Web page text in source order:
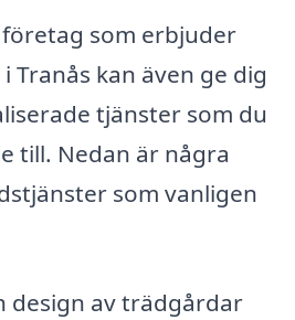
som erbjuder
kan även ge dig
tjänster som du
till. Nedan är några
som vanligen
design av trädgårdar